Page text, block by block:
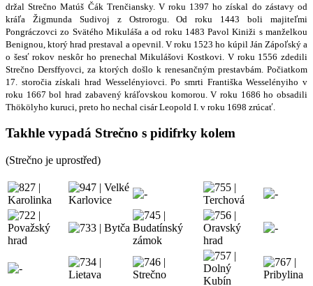
držal Strečno Matúš Čák Trenčiansky. V roku 1397 ho získal do zástavy od
kráľa Žigmunda Sudivoj z Ostrorogu. Od roku 1443 boli majiteľmi
Pongráczovci zo Svätého Mikuláša a od roku 1483 Pavol Kiniži s manželkou
Benignou, ktorý hrad prestaval a opevnil. V roku 1523 ho kúpil Ján Zápoľský a
o šesť rokov neskôr ho prenechal Mikulášovi Kostkovi. V roku 1556 zdedili
Strečno Dersffyovci, za ktorých došlo k renesančným prestavbám. Počiatkom
17. storočia získali hrad Wesselényiovci. Po smrti Františka Wesselényiho v
roku 1667 bol hrad zabavený kráľovskou komorou. V roku 1686 ho obsadili
Thökölyho kuruci, preto ho nechal cisár Leopold I. v roku 1698 zrúcať.
Takhle vypadá Strečno s pidifrky kolem
(Strečno je uprostřed)